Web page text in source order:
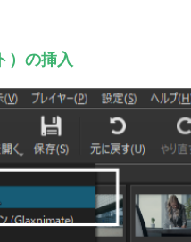
）の挿入